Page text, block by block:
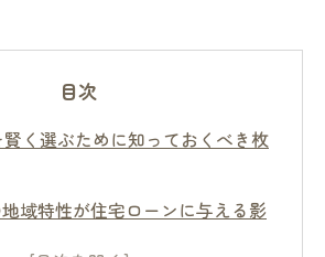
目次
く選ぶために知っておくべき枚
域特性が住宅ローンに与える影